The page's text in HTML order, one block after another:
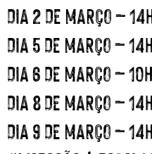
DIA 2 DE MARÇO –
DIA 5 DE MARÇO –
DIA 6 DE MARÇO –
DIA 8 DE MARÇO –
DIA 9 DE MARÇO –